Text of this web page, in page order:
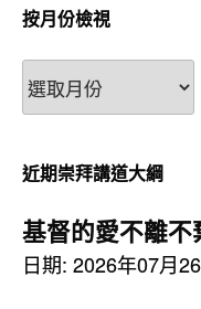
按月份檢視
按
月
檢
視
近期崇拜講道大綱
基督的愛不離不
日期: 2026年07月